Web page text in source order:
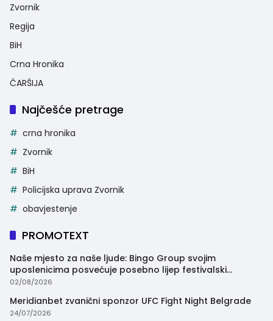
Zvornik
Regija
BiH
Crna Hronika
ČARŠIJA
Najčešće pretrage
crna hronika
Zvornik
BiH
Policijska uprava Zvornik
obavjestenje
PROMOTEXT
Naše mjesto za naše ljude: Bingo Group svojim
uposlenicima posvećuje posebno lijep festivalski
trenutak
02/08/2026
Meridianbet zvanični sponzor UFC Fight Night Belgrade
24/07/2026